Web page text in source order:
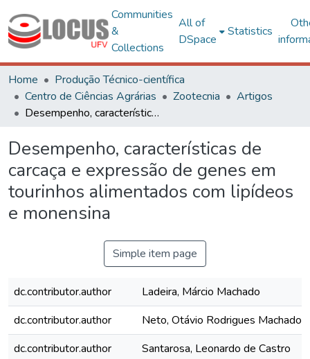
Communities
&
Collections
All of
DSpace
Statistics
Home
Produção Técnico-científica
Centro de Ciências Agrárias
Zootecnia
Artigos
Desempenho, características de carcaça e expressão de genes em tourinhos alimentados com lipídeos e monensina
Desempenho, características de
carcaça e expressão de genes em
tourinhos alimentados com lipídeos
e monensina
Simple item page
dc.contributor.author
Ladeira, Márcio Machado
dc.contributor.author
Neto, Otávio Rodrigues Machado
dc.contributor.author
Santarosa, Leonardo de Castro